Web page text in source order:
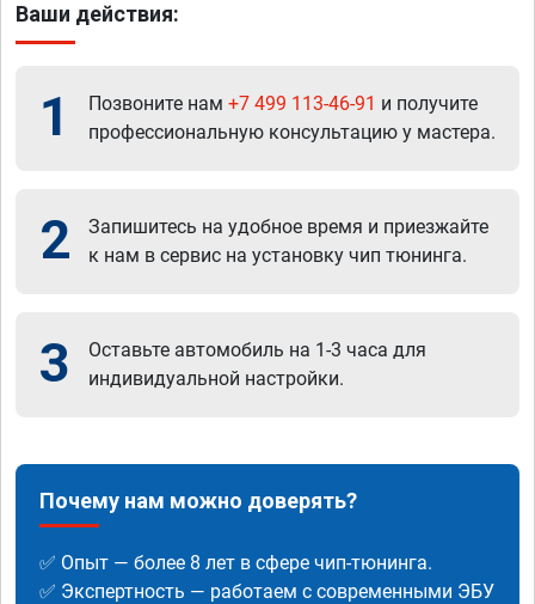
Ваши действия:
1 Позвоните нам +7 499 113-46-91 и получите
профессиональную консультацию у мастера.
2
Запишитесь на удобное время и приезжайте
к нам в сервис на установку чип тюнинга.
3
Оставьте автомобиль на 1-3 часа для
индивидуальной настройки.
Почему нам можно доверять?
✅ Опыт — более 8 лет в сфере чип-тюнинга.
✅ Экспертность — работаем с современными ЭБУ